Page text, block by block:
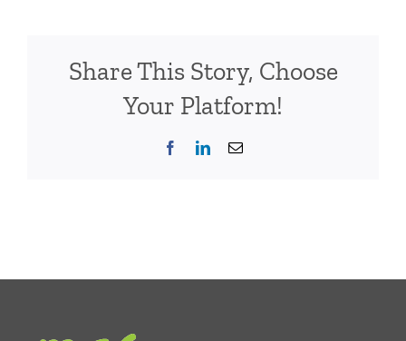
Share This Story, Choose
Your Platform!
FacebookLinkedInEmail